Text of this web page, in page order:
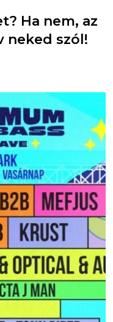
Ha nem, az
neked szól!